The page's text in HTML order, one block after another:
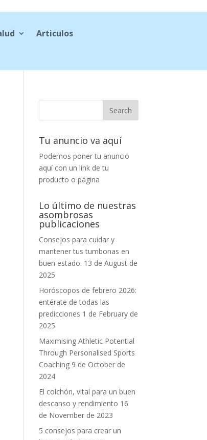
Articulos
Tu anuncio va aquí
Podemos poner tu anuncio
aquí con un link de tu
producto o página
Lo último de nuestras
asombrosas
publicaciones
Consejos para cuidar y
mantener tus tumbonas en
buen estado. 13 de August de
2025
Horóscopos de febrero 2026:
entérate de todas las
predicciones 1 de February de
2025
Maximising Athletic Potential
Through Personalised Sports
Coaching 9 de October de
2024
El colchón, vital para un buen
descanso y rendimiento 16
de November de 2023
5 consejos para crear un